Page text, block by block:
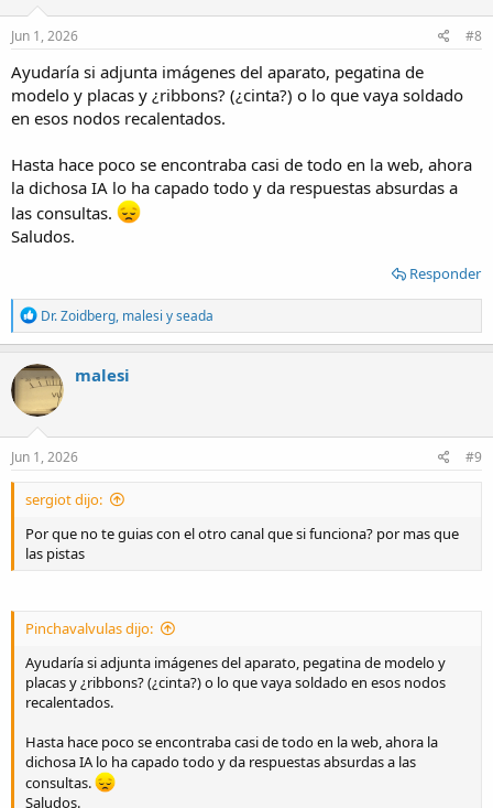
Jun 1, 2026 #8
Ayudaría si adjunta imágenes del aparato, pegatina de
modelo y placas y ¿ribbons? (¿cinta?) o lo que vaya soldado
en esos nodos recalentados.
Hasta hace poco se encontraba casi de todo en la web, ahora
la dichosa IA lo ha capado todo y da respuestas absurdas a
las consultas.
Saludos.
Responder
R
e
a
c
t
o
n
Dr. Zoidberg, malesi yseada
malesi
Jun 1, 2026 #9
sergiot dijo:
Por que no te guias con el otro canal que si funciona? por mas que
las pistas
Pinchavalvulas dijo:
Ayudaría si adjunta imágenes del aparato, pegatina de modelo y
placas y ¿ribbons? (¿cinta?) o lo que vaya soldado en esos nodos
recalentados.
Hasta hace poco se encontraba casi de todo en la web, ahora la
dichosa IA lo ha capado todo y da respuestas absurdas a las
consultas.
Saludos.